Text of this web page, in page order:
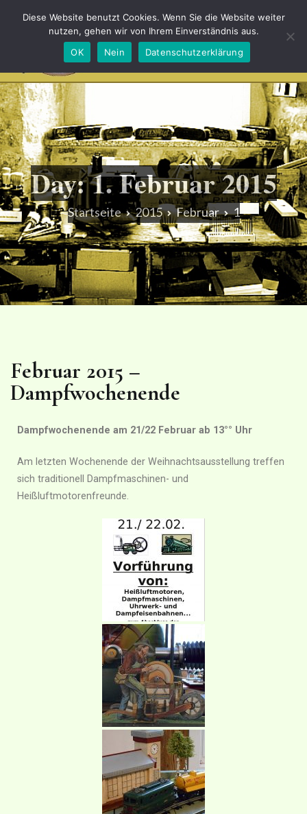
Bürsten und Heimatmuseum Schönheide
Unserer Tradition eine Gegenwart schenken
Day:1. Februar 2015
Startseite 2015 Februar 1
Februar 2015 –
Dampfwochenende
Dampfwochenende am 21/22 Februar ab 13°° Uhr
Am letzten Wochenende der Weihnachtsausstellung treffen
sich traditionell Dampfmaschinen- und
Heißluftmotorenfreunde.
Diese Website benutzt Cookies. Wenn Sie die Website weiter
nutzen, gehen wir von Ihrem Einverständnis aus.
OK
Nein Datenschutzerklärung